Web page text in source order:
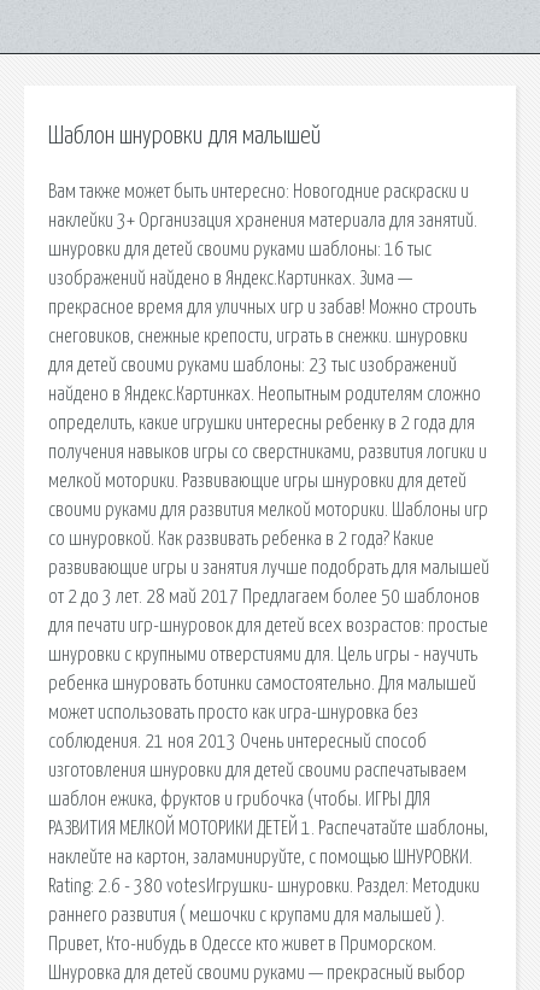
Шаблон шнуровки для малышей
Вам также может быть интересно: Новогодние раскраски и
наклейки 3+ Организация хранения материала для занятий.
шнуровки для детей своими руками шаблоны: 16 тыс
изображений найдено в Яндекс.Картинках. Зима —
прекрасное время для уличных игр и забав! Можно строить
снеговиков, снежные крепости, играть в снежки. шнуровки
для детей своими руками шаблоны: 23 тыс изображений
найдено в Яндекс.Картинках. Неопытным родителям сложно
определить, какие игрушки интересны ребенку в 2 года для
получения навыков игры со сверстниками, развития логики и
мелкой моторики. Развивающие игры шнуровки для детей
своими руками для развития мелкой моторики. Шаблоны игр
со шнуровкой. Как развивать ребенка в 2 года? Какие
развивающие игры и занятия лучше подобрать для малышей
от 2 до 3 лет. 28 май 2017 Предлагаем более 50 шаблонов
для печати игр-шнуровок для детей всех возрастов: простые
шнуровки с крупными отверстиями для. Цель игры - научить
ребенка шнуровать ботинки самостоятельно. Для малышей
может использовать просто как игра-шнуровка без
соблюдения. 21 ноя 2013 Очень интересный способ
изготовления шнуровки для детей своими распечатываем
шаблон ежика, фруктов и грибочка (чтобы. ИГРЫ ДЛЯ
РАЗВИТИЯ МЕЛКОЙ МОТОРИКИ ДЕТЕЙ 1. Распечатайте шаблоны,
наклейте на картон, заламинируйте, с помощью ШНУРОВКИ.
Rating: 2.6 - 380 votesИгрушки- шнуровки. Раздел: Методики
раннего развития ( мешочки с крупами для малышей ).
Привет, Кто-нибудь в Одессе кто живет в Приморском.
Шнуровка для детей своими руками — прекрасный выбор